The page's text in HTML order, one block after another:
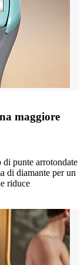
maggiore
di punte arrotondate
di diamante per un
riduce